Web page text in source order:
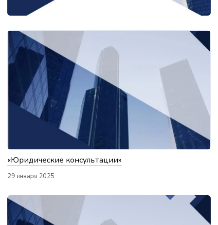
«Юридические консультации»
29 января 2025